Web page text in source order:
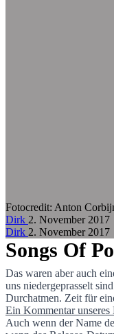
Fotocredit: Anton
Dirk 2. November 2017
Dirk 2. November 2017
Songs Of
Songs Of
Das waren aber auch
uns niedergeprasselt
Durchatmen. Zeit für
Ein Kommentar
Auch wenn der Name